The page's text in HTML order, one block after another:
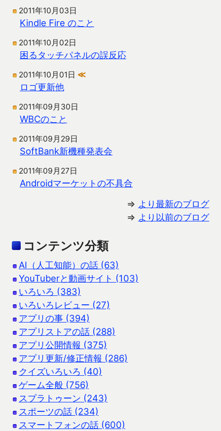
2011年10月03日
Kindle Fire のこと
2011年10月02日
困るタッチパネルの誤反応
2011年10月01日 ≪
ロゴ更新他
2011年09月30日
WBCのこと
2011年09月29日
SoftBank新機種発表会
2011年09月27日
Androidマーケットの不具合
⇒ より最新のブログ
⇒ より以前のブログ
コンテンツ分類
AI（人工知能）の話 (63)
YouTuberと動画サイト (103)
いろいろ (383)
いろいろレビュー (27)
アプリの事 (394)
アプリストアの話 (288)
アプリ公開情報 (375)
アプリ更新/修正情報 (286)
クイズいろいろ (40)
ゲーム全般 (756)
スプラトゥーン (243)
スポーツの話 (234)
スマートフォンの話 (600)